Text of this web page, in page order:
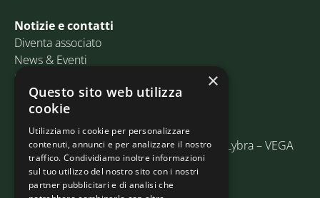
Notizie e contatti
Diventa associato
News & Eventi
Contatti
Email:info@assosped.it
PEC: assospedvenezia@pec.fedespedi.it
Indirizzo: Via delle Industrie, 19/C Edificio Lybra – VEGA
30175 Marghera (VE)
×
Questo sito web utilizza
cookie
Utilizziamo i cookie per personalizzare
contenuti, annunci e per analizzare il nostro
traffico. Condividiamo inoltre informazioni
sul tuo utilizzo del nostro sito con i nostri
partner pubblicitari e di analisi che